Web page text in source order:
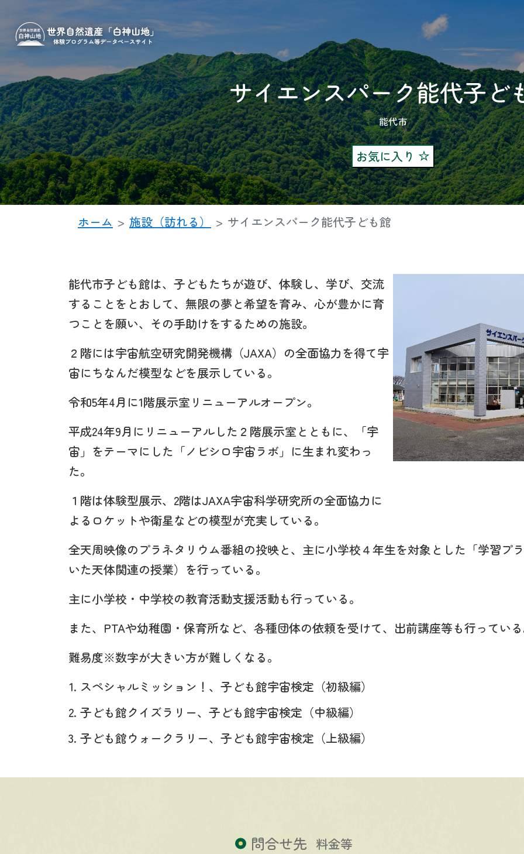
サイエンスパーク能代子ど
能代市
お気に入り
ホーム 施設（訪れる） サイエンスパーク能代子ども館
能代市子ども館は、子どもたちが遊び、体験し、学び、交流
することをとおして、無限の夢と希望を育み、心が豊かに育
つことを願い、その手助けをするための施設。
２階には宇宙航空研究開発機構（JAXA）の全面協力を得て宇
宙にちなんだ模型などを展示している。
令和5年4月に1階展示室リニューアルオープン。
平成24年9月にリニューアルした２階展示室とともに、「宇
宙」をテーマにした「ノビシロ宇宙ラボ」に生まれ変わっ
た。
１階は体験型展示、2階はJAXA宇宙科学研究所の全面協力に
よるロケットや衛星などの模型が充実している。
全天周映像のプラネタリウム番組の投映と、主に小学校４年生を対象とした「学習プ
いた天体関連の授業）を行っている。
主に小学校・中学校の教育活動支援活動も行っている。
また、PTAや幼稚園・保育所など、各種団体の依頼を受けて、出前講座等も行ってい
難易度※数字が大きい方が難しくなる。
スペシャルミッション！、子ども館宇宙検定（初級編）
子ども館クイズラリー、子ども館宇宙検定（中級編）
子ども館ウォークラリー、子ども館宇宙検定（上級編）
問合せ先 料金等